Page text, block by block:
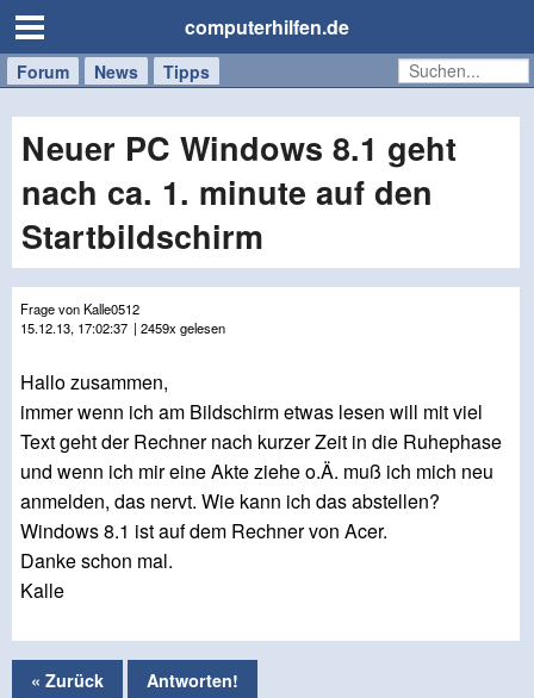
computerhilfen.de
Forum News Tipps
Handy
Tablet
Windows
Mac
Neuer PC Windows 8.1 geht
nach ca. 1. minute auf den
Startbildschirm
Frage von Kalle0512
15.12.13, 17:02:37 | 2459x gelesen
Hallo zusammen,
immer wenn ich am Bildschirm etwas lesen will mit viel
Text geht der Rechner nach kurzer Zeit in die Ruhephase
und wenn ich mir eine Akte ziehe o.Ä. muß ich mich neu
anmelden, das nervt. Wie kann ich das abstellen?
Windows 8.1 ist auf dem Rechner von Acer.
Danke schon mal.
Kalle
« Zurück Antworten!